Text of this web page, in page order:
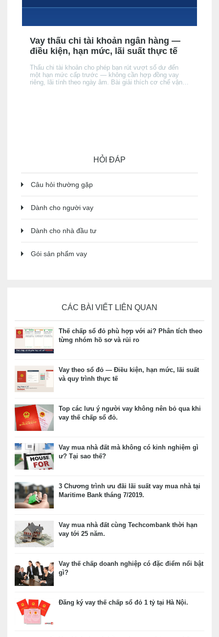
Vay thấu chi tài khoản ngân hàng —
điều kiện, hạn mức, lãi suất thực tế
Thấu chi tài khoản cho phép bạn rút vượt số dư đến
một hạn mức cấp trước — không cần hợp đồng vay
riêng, lãi tính theo ngày âm. Bài giải thích cơ chế vận
HỎI ĐÁP
Câu hỏi thường gặp
Dành cho người vay
Dành cho nhà đầu tư
Gói sản phẩm vay
CÁC BÀI VIẾT LIÊN QUAN
Thế chấp sổ đỏ phù hợp với ai? Phân tích theo
từng nhóm hồ sơ và rủi ro
Vay theo sổ đỏ — Điều kiện, hạn mức, lãi suất
và quy trình thực tế
Top các lưu ý người vay không nên bỏ qua khi
vay thế chấp sổ đỏ.
Vay mua nhà đất mà không có kinh nghiệm gì
ư? Tại sao thế?
3 Chương trình ưu đãi lãi suất vay mua nhà tại
Maritime Bank tháng 7/2019.
Vay mua nhà đất cùng Techcombank thời hạn
vay tới 25 năm.
Vay thế chấp doanh nghiệp có đặc điểm nổi bật
gì?
Đăng ký vay thế chấp sổ đỏ 1 tỷ tại Hà Nội.